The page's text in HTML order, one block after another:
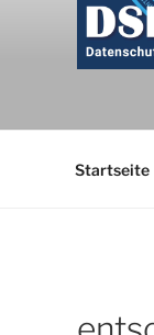
Startseite